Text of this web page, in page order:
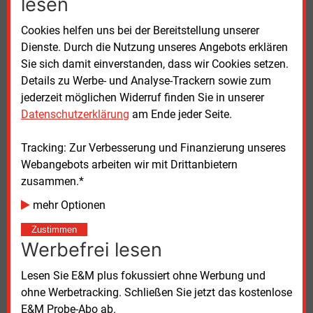
Cookies helfen uns bei der Bereitstellung unserer
Dienste. Durch die Nutzung unseres Angebots erklären
Sie sich damit einverstanden, dass wir Cookies setzen.
Details zu Werbe- und Analyse-Trackern sowie zum
jederzeit möglichen Widerruf finden Sie in unserer
Datenschutzerklärung am Ende jeder Seite.
Tracking: Zur Verbesserung und Finanzierung unseres
Webangebots arbeiten wir mit Drittanbietern
zusammen.*
mehr Optionen
Zustimmen
Werbefrei lesen
Lesen Sie E&M plus fokussiert ohne Werbung und
ohne Werbetracking. Schließen Sie jetzt das kostenlose
E&M Probe-Abo ab.
Häfen wie Esbjerg in Dänemark, Ronne auf Bornholm
oder Eemshaven in den Niederlanden hätten ihre
Kapazitäten gezielt erweitert und übernähmen
zunehmend Aufgaben, die ursprünglich auch für
deutsche Standorte vorgesehen gewesen seien. Dies
führe bereits heute zu einer Verlagerung von
Aufträgen, industriellen Kapazitäten und
Der Verband fordert deshalb eine verbindliche
Klärung der Finanzierungsverantwortung zwischen
Bund und Ländern. Zudem müsse ein konkreter
Mechanismus für den Ausbau der Hafeninfrastruktur
geschaffen werden. Als Lösung schlägt der BWO ein
Sonderprogramm innerhalb der
Wirtschaftsstruktur“ vor.